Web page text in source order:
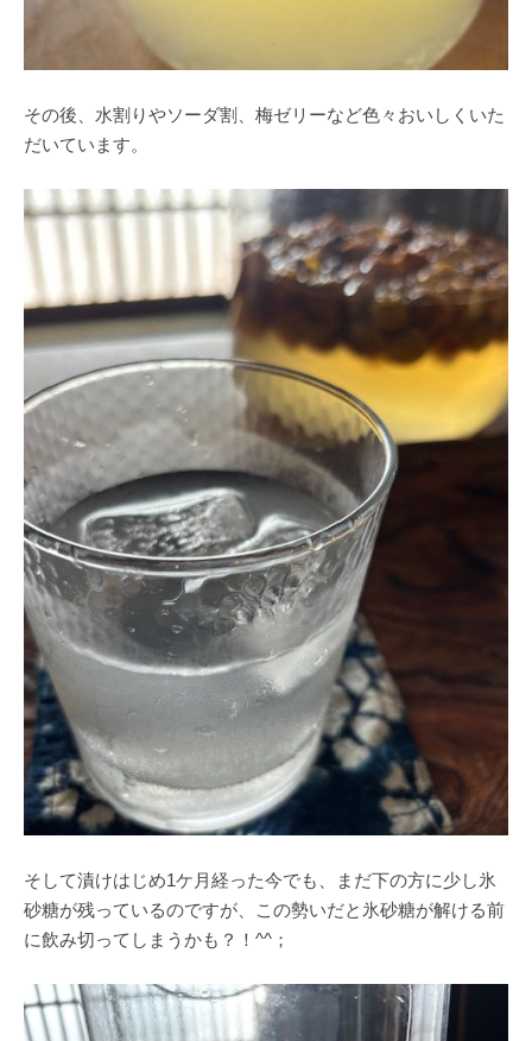
その後、水割りやソーダ割、梅ゼリーなど色々おいしくいた
だいています。
そして漬けはじめ1ケ月経った今でも、まだ下の方に少し氷
砂糖が残っているのですが、この勢いだと氷砂糖が解ける前
に飲み切ってしまうかも？！^^；